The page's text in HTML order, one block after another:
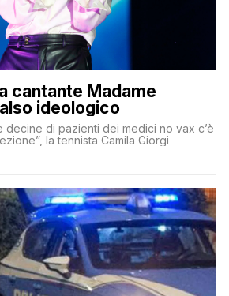
cantante Madame
ideologico
decine di pazienti dei medici no vax c’è
la tennista Camila Giorgi